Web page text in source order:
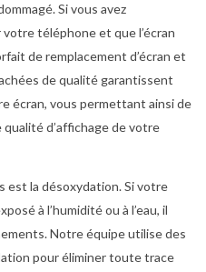
Si vous avez
téléphone et que l’écran
de remplacement d’écran et
de qualité garantissent
écran, vous permettant ainsi de
d’affichage de votre
est la désoxydation. Si votre
à l’humidité ou à l’eau, il
Notre équipe utilise des
pour éliminer toute trace